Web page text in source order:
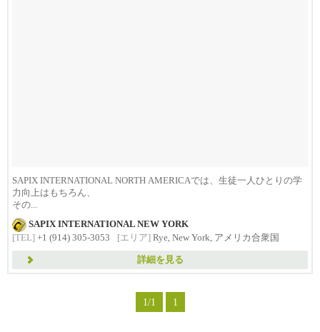
SAPIX INTERNATIONAL NORTH AMERICAでは、生徒一人ひとりの学
力向上はもちろん、
その...
SAPIX INTERNATIONAL NEW YORK
[TEL] +1 (914) 305-3053 [エリア] Rye, New York, アメリカ合衆国
詳細を見る
1/1 1